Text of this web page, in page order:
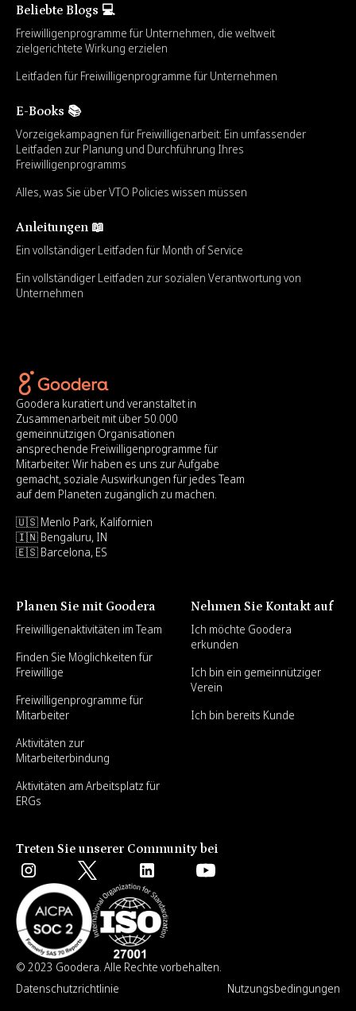
Beliebte Blogs 💻
Freiwilligenprogramme für Unternehmen, die weltweit
zielgerichtete Wirkung erzielen
Leitfaden für Freiwilligenprogramme für Unternehmen
E-Books 📚
Vorzeigekampagnen für Freiwilligenarbeit: Ein umfassender
Leitfaden zur Planung und Durchführung Ihres
Freiwilligenprogramms
Alles, was Sie über VTO Policies wissen müssen
Anleitungen 📖
Ein vollständiger Leitfaden für Month of Service
Ein vollständiger Leitfaden zur sozialen Verantwortung von
Unternehmen
Goodera kuratiert und veranstaltet in
Zusammenarbeit mit über 50.000
gemeinnützigen Organisationen
ansprechende Freiwilligenprogramme für
Mitarbeiter. Wir haben es uns zur Aufgabe
gemacht, soziale Auswirkungen für jedes Team
auf dem Planeten zugänglich zu machen.
🇺🇸 Menlo Park, Kalifornien
🇮🇳 Bengaluru, IN
🇪🇸 Barcelona, ES
Planen Sie mit Goodera
Freiwilligenaktivitäten im Team
Finden Sie Möglichkeiten für
Freiwillige
Freiwilligenprogramme für
Mitarbeiter
Aktivitäten zur
Mitarbeiterbindung
Aktivitäten am Arbeitsplatz für
ERGs
Nehmen Sie Kontakt auf
Ich möchte Goodera
erkunden
Ich bin ein gemeinnütziger
Verein
Ich bin bereits Kunde
Treten Sie unserer Community bei
© 2023 Goodera. Alle Rechte vorbehalten.
Datenschutzrichtlinie
Nutzungsbedingungen